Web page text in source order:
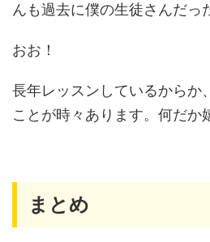
んも過去に僕の生徒さんだっ
おお！
長年レッスンしているからか
ことが時々あります。何だか
まとめ